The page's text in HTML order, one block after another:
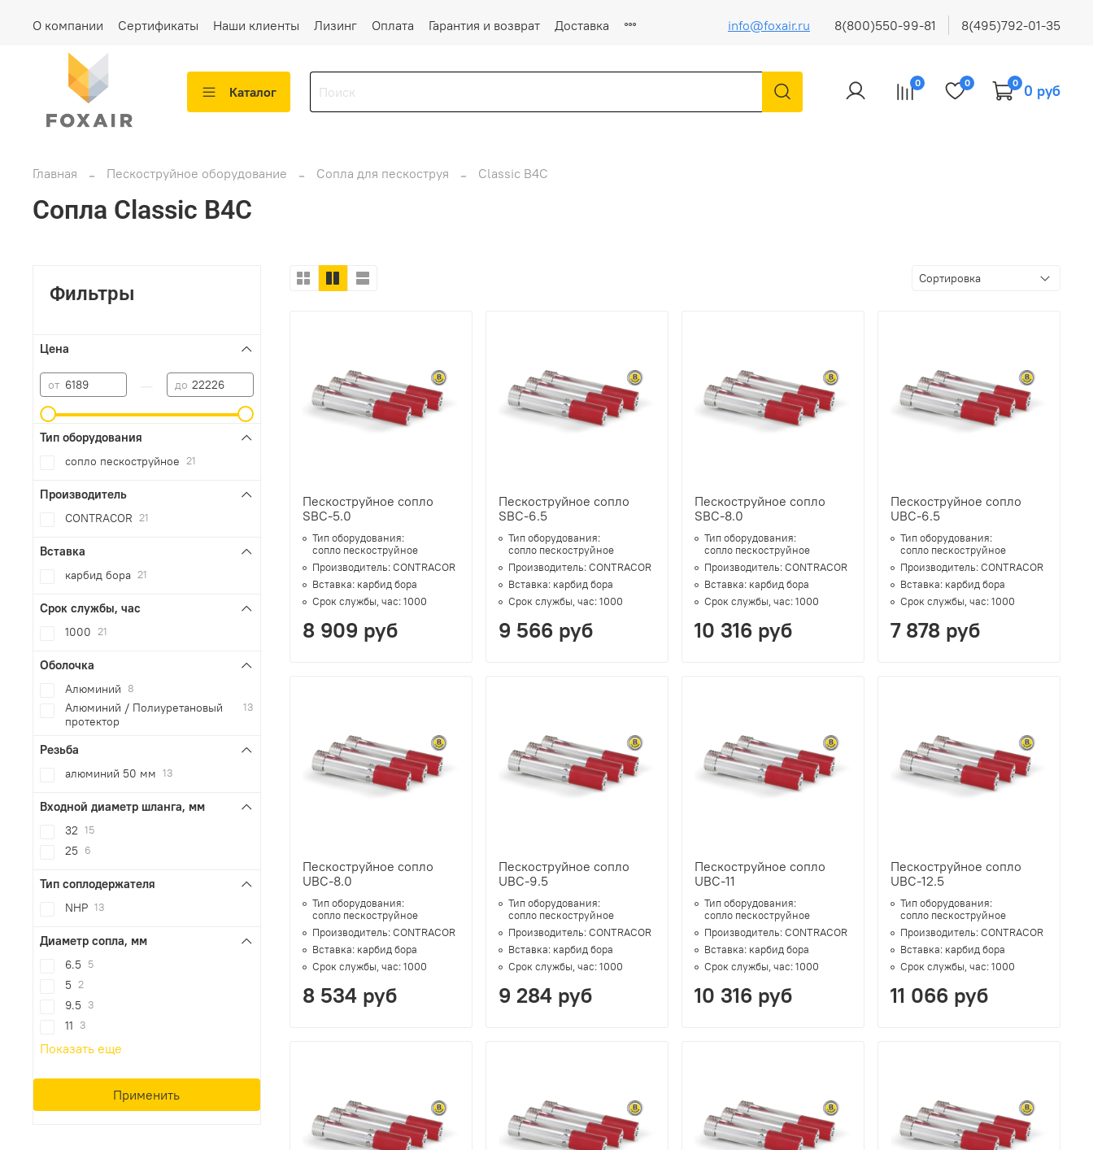
О компании Сертификаты Наши клиенты Лизинг Оплата Гарантия и возврат Доставка info@foxair.ru 8(800)550-99-81 8(495)792-01-35
Каталог
0 0 0 0 руб
Главная Пескоструйное оборудование Сопла для пескоструя Classic B4C
Сопла Classic B4C
Пескоструйное сопло
SBC-5.0
Тип оборудования:
сопло пескоструйное
Производитель:CONTRACOR
Вставка: карбид бора
Срок службы, час:1000
8 909 руб
Пескоструйное сопло
SBC-6.5
Тип оборудования:
сопло пескоструйное
Производитель:CONTRACOR
Вставка: карбид бора
Срок службы, час:1000
9 566 руб
Пескоструйное сопло
SBC-8.0
Тип оборудования:
сопло пескоструйное
Производитель:CONTRACOR
Вставка: карбид бора
Срок службы, час:1000
10 316 руб
Пескоструйное сопло
UBC-6.5
Тип оборудования:
сопло пескоструйное
Производитель:CONTRACOR
Вставка: карбид бора
Срок службы, час:1000
7 878 руб
Пескоструйное сопло
UBC-8.0
Тип оборудования:
сопло пескоструйное
Производитель:CONTRACOR
Вставка: карбид бора
Срок службы, час:1000
8 534 руб
Пескоструйное сопло
UBC-9.5
Тип оборудования:
сопло пескоструйное
Производитель:CONTRACOR
Вставка: карбид бора
Срок службы, час:1000
9 284 руб
Пескоструйное сопло
UBC-11
Тип оборудования:
сопло пескоструйное
Производитель:CONTRACOR
Вставка: карбид бора
Срок службы, час:1000
10 316 руб
Пескоструйное сопло
UBC-12.5
Тип оборудования:
сопло пескоструйное
Производитель:CONTRACOR
Вставка: карбид бора
Срок службы, час:1000
11 066 руб
Фильтры
Цена
от до
Тип оборудования
сопло пескоструйное 21
Производитель
CONTRACOR 21
Вставка
карбид бора 21
Срок службы, час
1000 21
Оболочка
Алюминий 8
Алюминий / Полиуретановый
протектор
13
Резьба
алюминий 50 мм 13
Входной диаметр шланга, мм
32 15
25 6
Тип соплодержателя
NHP 13
Диаметр сопла, мм
6.5 5
5 2
9.5 3
11 3
Показать еще
Применить